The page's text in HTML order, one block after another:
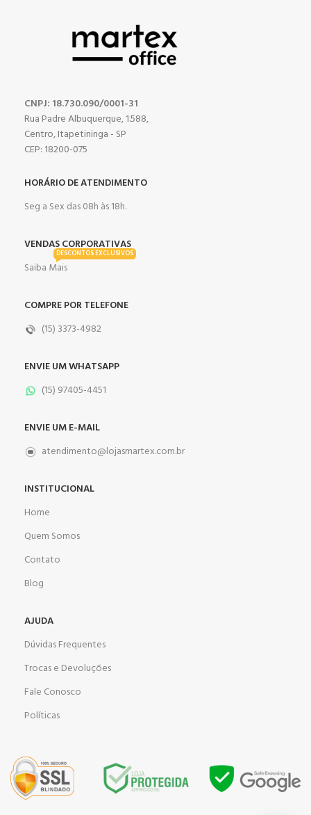
CNPJ: 18.730.090/0001-31
Rua Padre Albuquerque, 1.588,
Centro, Itapetininga - SP
CEP: 18200-075
HORÁRIO DE ATENDIMENTO
Seg a Sex das 08h às 18h.
VENDAS CORPORATIVAS
Saiba Mais
DESCONTOS EXCLUSIVOS
COMPRE POR TELEFONE
(15) 3373-4982
ENVIE UM WHATSAPP
(15) 97405-4451
ENVIE UM E-MAIL
atendimento@lojasmartex.com.br
INSTITUCIONAL
Home
Quem Somos
Contato
Blog
AJUDA
Dúvidas Frequentes
Trocas e Devoluções
Fale Conosco
Políticas